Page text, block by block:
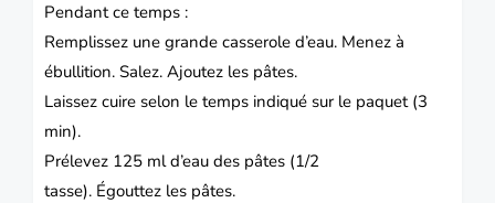
Pendant ce temps :
Remplissez une grande casserole d’eau. Menez à
ébullition. Salez. Ajoutez les pâtes.
Laissez cuire selon le temps indiqué sur le paquet (3
min).
Prélevez 125 ml d’eau des pâtes (1/2
tasse). Égouttez les pâtes.